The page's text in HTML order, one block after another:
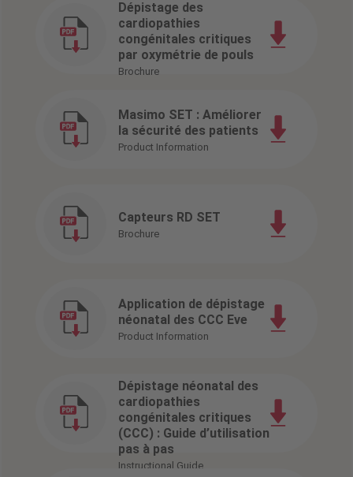
Dépistage des
cardiopathies
congénitales critiques
par oxymétrie de pouls
Brochure
Masimo SET : Améliorer
la sécurité des patients
Product Information
Capteurs RD SET
Brochure
Application de dépistage
néonatal des CCC Eve
Product Information
Dépistage néonatal des
cardiopathies
congénitales critiques
(CCC) : Guide d’utilisation
pas à pas
Instructional Guide